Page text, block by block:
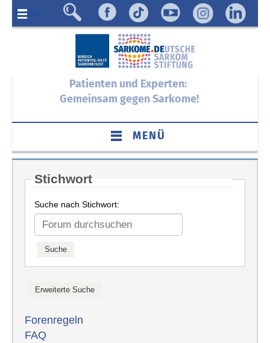
Menü
Patienten und Experten:
Gemeinsam gegen Sarkome!
MENÜ
Stichwort
Suche nach Stichwort:
Forenregeln
FAQ